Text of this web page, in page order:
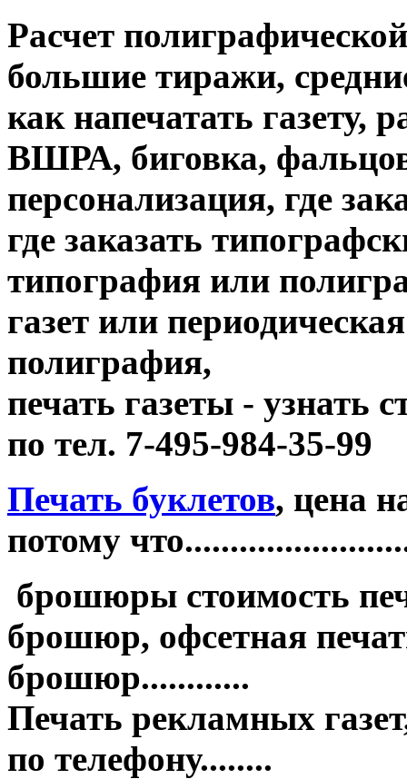
Расчет
большие тиражи,
как напечатать газету,
ВШРА, биговка,
персонализация, где
где заказать
типография или
газет или
полиграфия,
печать газеты - узнать
по тел. 7-495-984-35-99
Печать буклетов, цена
потому
брошюры стоимость
брошюр, офсетная
брошюр............
Печать рекламных
по телефону........